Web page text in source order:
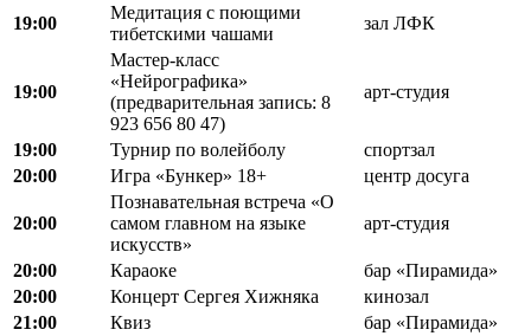
19:00
Медитация с поющими
тибетскими чашами
зал ЛФК
19:00
Мастер-класс
«Нейрографика»
(предварительная запись: 8
923 656 80 47)
арт-студия
19:00 Турнир по волейболу
спортзал
20:00
Игра «Бункер» 18+ центр досуга
20:00
Познавательная встреча «О
самом главном на языке
искусств»
арт-студия
20:00 Караоке
бар «Пирамида»
20:00
Концерт Сергея Хижняка
кинозал
21:00
Квиз
бар «Пирамида»